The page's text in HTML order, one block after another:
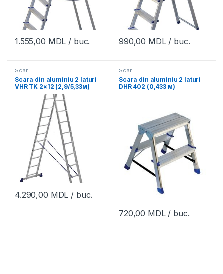
1.555,00 MDL / buc. 990,00 MDL/ buc.
Scari
Scara din aluminiu 2 laturi
VHR TK 2×12 (2,9/5,33м)
4.290,00 MDL / buc.
Scari
Scara din aluminiu 2 laturi
DHR 402 (0,433 м)
720,00 MDL/ buc.